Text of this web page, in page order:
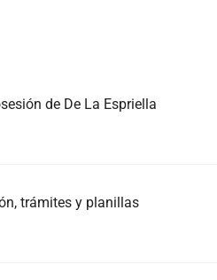
de De La Espriella
trámites y planillas